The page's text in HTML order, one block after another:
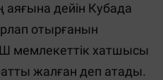
аяғына дейін Кубада
отырғанын
мемлекеттік хатшысы
жалған деп атады.